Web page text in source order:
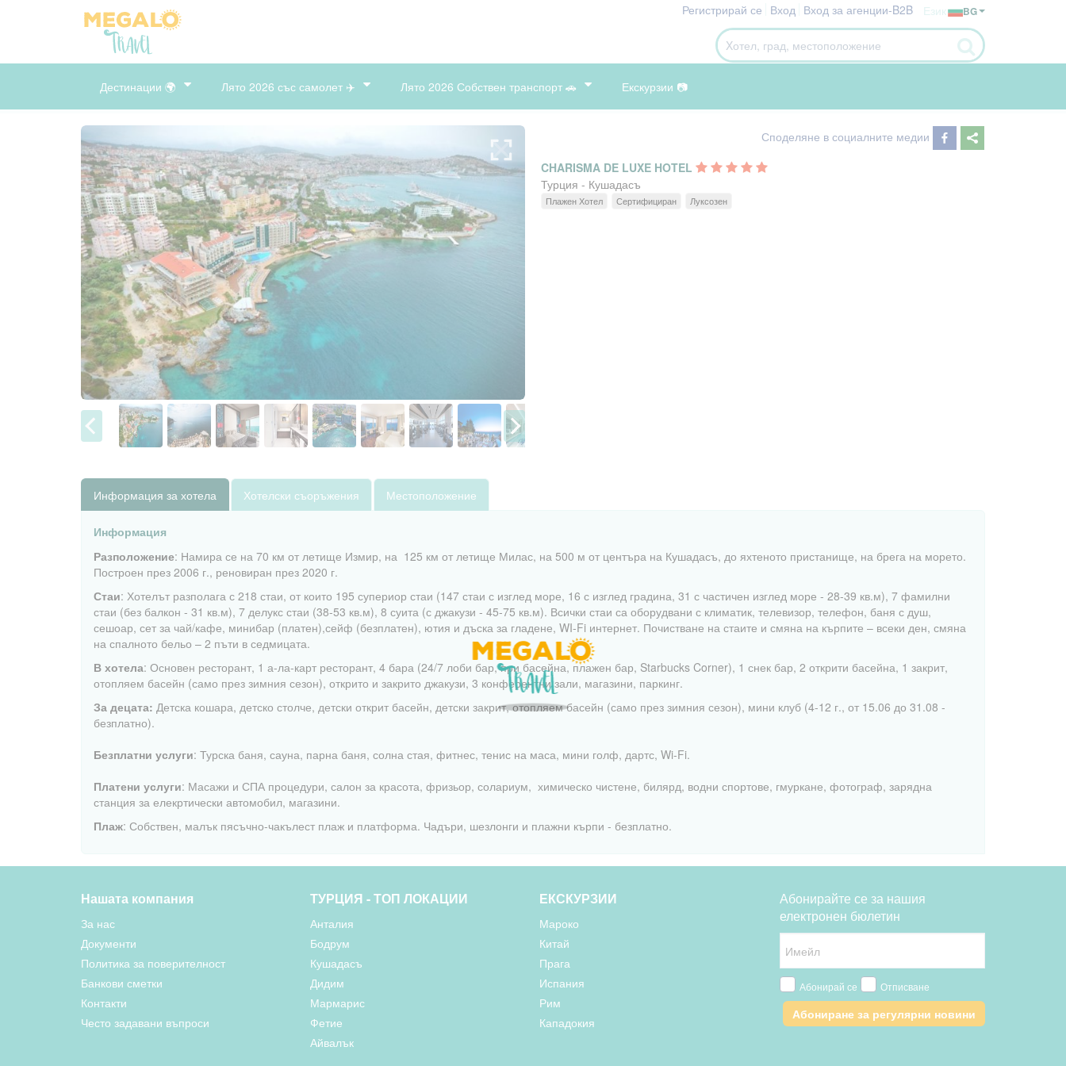
Език BG
Регистрирай се Вход Вход за агенции-B2B
Дестинации 🌍 Лято 2026 със самолет ✈️ Лято 2026 Собствен транспорт 🚗 Екскурзии 📷
Споделяне в социалните медии
CHARISMA DE LUXE HOTEL
Турция - Кушадасъ
Плажен Хотел Сертифициран Луксозен
Информация за хотела Хотелски съоръжения Местоположение
Информация
Разположение: Намира се на 70 км от летище Измир, на 125 км от летище Милас, на 500 м от центъра на Кушадасъ, до яхтеното пристанище, на брега на морето.
Построен през 2006 г., реновиран през 2020 г.
Стаи: Хотелът разполага с 218 стаи, от които 195 супериор стаи (147 стаи с изглед море, 16 с изглед градина, 31 с частичен изглед море - 28-39 кв.м), 7 фамилни
стаи (без балкон - 31 кв.м), 7 делукс стаи (38-53 кв.м), 8 суита (с джакузи - 45-75 кв.м). Всички стаи са оборудвани с климатик, телевизор, телефон, баня с душ,
сешоар, сет за чай/кафе, минибар (платен),сейф (безплатен), ютия и дъска за гладене, WI-Fi интернет. Почистване на стаите и смяна на кърпите – всеки ден, смяна
на спалното бельо – 2 пъти в седмицата.
В хотела: Основен ресторант, 1 а-ла-карт ресторант, 4 бара (24/7 лоби бар, при басейна, плажен бар, Starbucks Corner), 1 снек бар, 2 открити басейна, 1 закрит,
отопляем басейн (само през зимния сезон), открито и закрито джакузи, 3 конферентни зали, магазини, паркинг.
За децата: Детска кошара, детско столче, детски открит басейн, детски закрит, отопляем басейн (само през зимния сезон), мини клуб (4-12 г., от 15.06 до 31.08 -
безплатно).
Безплатни услуги: Турска баня, сауна, парна баня, солна стая, фитнес, тенис на маса, мини голф, дартс, Wi-Fi.
Платени услуги: Масажи и СПА процедури, салон за красота, фризьор, солариум, химическо чистене, билярд, водни спортове, гмуркане, фотограф, зарядна
станция за елекртически автомобил, магазини.
Плаж: Собствен, малък пясъчно-чакълест плаж и платформа. Чадъри, шезлонги и плажни кърпи - безплатно.
Нашата компания
За нас
Документи
Политика за поверителност
Банкови сметки
Контакти
Често задавани въпроси
ТУРЦИЯ - ТОП ЛОКАЦИИ
Анталия
Бодрум
Кушадасъ
Дидим
Мармарис
Фетие
Айвалък
ЕКСКУРЗИИ
Мароко
Китай
Прага
Испания
Рим
Кападокия
Абонирайте се за нашия
електронен бюлетин
Абонирай се Отписване
Абониране за регулярни новини